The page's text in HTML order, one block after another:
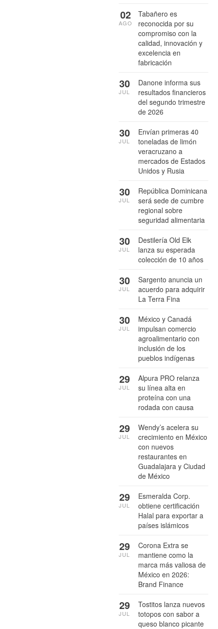
Tabañero es
reconocida por su
compromiso con la
calidad, innovación y
excelencia en
fabricación
02
AGO
Danone informa sus
resultados financieros
del segundo trimestre
de 2026
30
JUL
Envían primeras 40
toneladas de limón
veracruzano a
mercados de Estados
Unidos y Rusia
30
JUL
República Dominicana
será sede de cumbre
regional sobre
seguridad alimentaria
30
JUL
Destilería Old Elk
lanza su esperada
colección de 10 años
30
JUL
Sargento anuncia un
acuerdo para adquirir
La Terra Fina
30
JUL
México y Canadá
impulsan comercio
agroalimentario con
inclusión de los
pueblos indígenas
30
JUL
Alpura PRO relanza
su línea alta en
proteína con una
rodada con causa
29
JUL
Wendy’s acelera su
crecimiento en México
con nuevos
restaurantes en
Guadalajara y Ciudad
de México
29
JUL
Esmeralda Corp.
obtiene certificación
Halal para exportar a
países islámicos
29
JUL
Corona Extra se
mantiene como la
marca más valiosa de
México en 2026:
Brand Finance
29
JUL
Tostitos lanza nuevos
totopos con sabor a
queso blanco picante
29
JUL